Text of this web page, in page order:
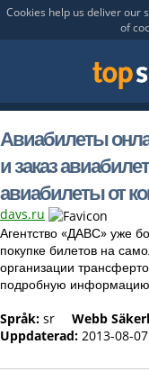
Cookies help us deliver our
of
Авиабилеты
и заказ
авиабилеты от
davs.ru
Агентство «ДАВС» уже
покупке билетов на
организации
подробную информацию
Språk: sr Webb
Uppdaterad: 2013-08-07